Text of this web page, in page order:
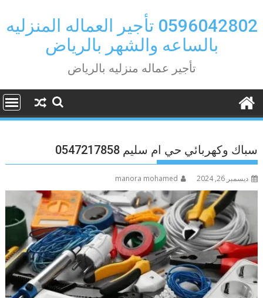
to
content
0596042802 تأجير العماله المنزليه
بالساعه والشهر بالرياض
تأجير عماله منزليه بالرياض
سباك وكهربائي حي ام سليم 0547217858
ديسمبر 26, 2024 manora mohamed